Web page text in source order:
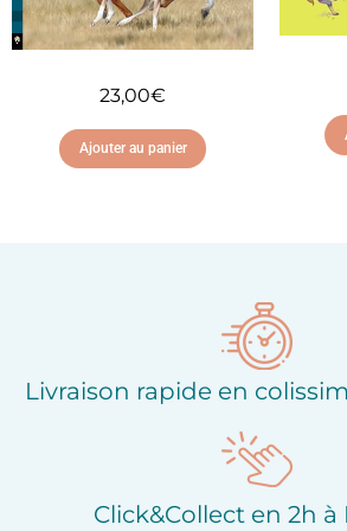
23,00€
Ajouter au panier
Livraison rapide en
Click&Collect en 2h